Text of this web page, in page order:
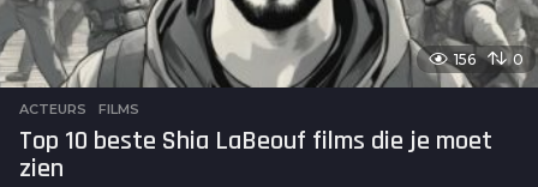
156 0
ACTEURS ,FILMS
Top 10 beste Shia LaBeouf films die je moet
zien